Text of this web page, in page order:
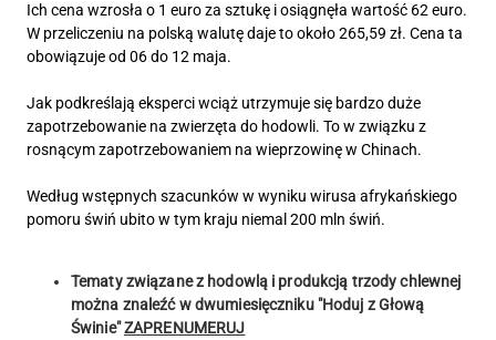
Ich cena wzrosła o 1 euro za sztukę i osiągnęła wartość 62 euro.
W przeliczeniu na polską walutę daje to około 265,59 zł. Cena ta
obowiązuje od 06 do 12 maja.
Jak podkreślają eksperci wciąż utrzymuje się bardzo duże
zapotrzebowanie na zwierzęta do hodowli. To w związku z
rosnącym zapotrzebowaniem na wieprzowinę w Chinach.
Według wstępnych szacunków w wyniku wirusa afrykańskiego
pomoru świń ubito w tym kraju niemal 200 mln świń.
Tematy związane z hodowlą i produkcją trzody chlewnej
można znaleźć w dwumiesięczniku "Hoduj z Głową
Świnie"ZAPRENUMERUJ